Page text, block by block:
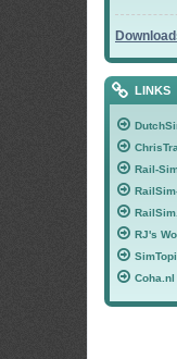
LINKS
Rail-
RJ's
Coha.nl